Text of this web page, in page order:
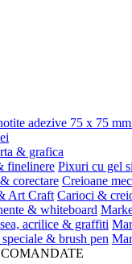
adezive 75 x 75
& grafica
finelinere Pixuri cu gel
corectare Creioane
Art Craft Carioci &
& whiteboard
acrilice & graffiti
& brush pen